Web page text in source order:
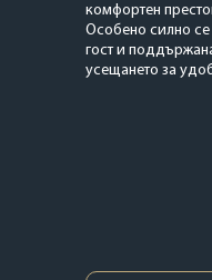
комфортен
Особено силно се
гост и
усещането за